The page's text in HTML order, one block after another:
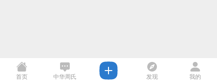
首页 中华周氏 发现 我的